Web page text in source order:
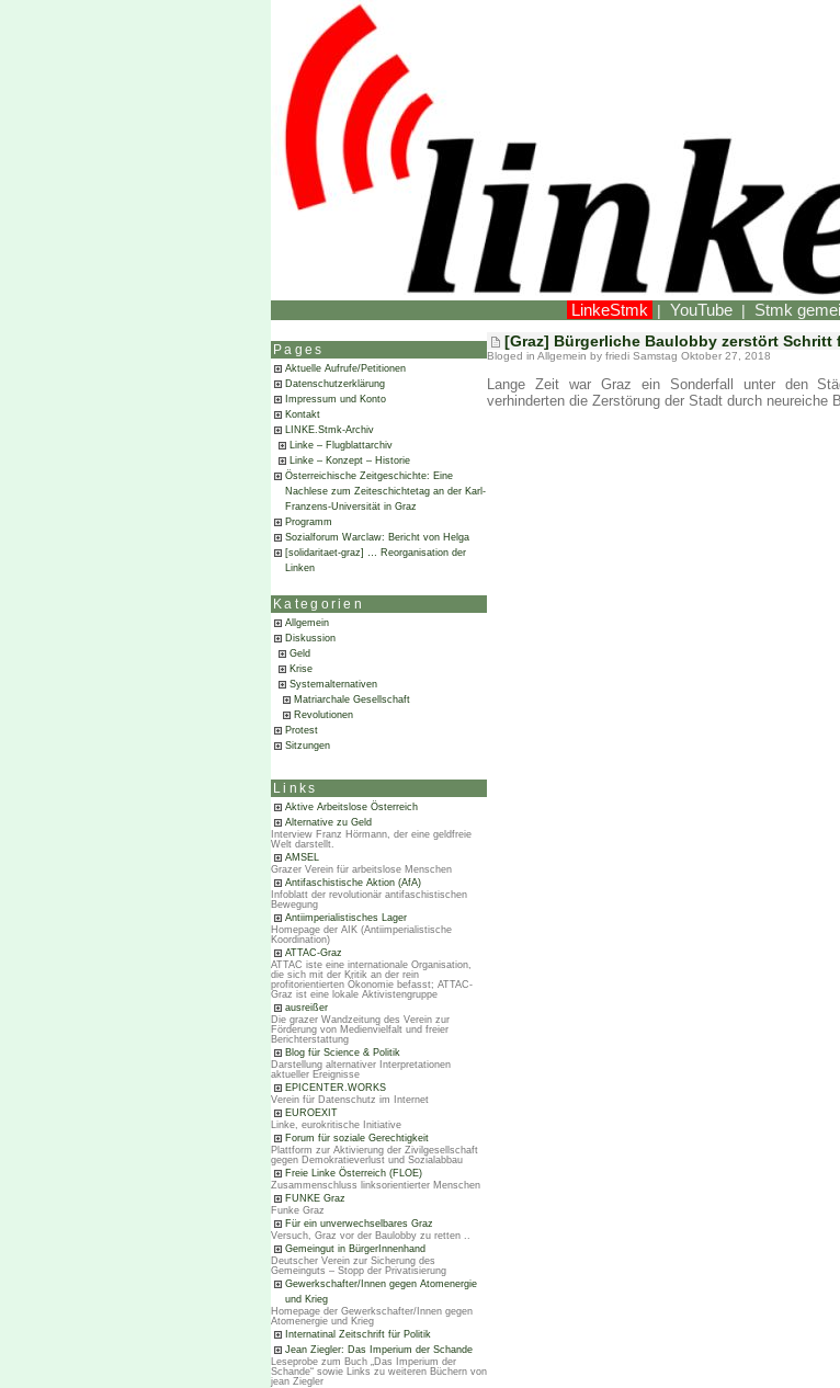
LinkeStmk | YouTube | Stmk
Pages
Aktuelle Aufrufe/Petitionen
Datenschutzerklärung
Impressum und Konto
Kontakt
LINKE.Stmk-Archiv
Linke – Flugblattarchiv
Linke – Konzept – Historie
Österreichische Zeitgeschichte: Eine
Nachlese zum Zeiteschichtetag an der Karl-
Franzens-Universität in Graz
Programm
Sozialforum Warclaw: Bericht von Helga
[solidaritaet-graz] … Reorganisation der
Linken
Kategorien
Allgemein
Diskussion
Geld
Krise
Systemalternativen
Matriarchale Gesellschaft
Revolutionen
Protest
Sitzungen
Links
Aktive Arbeitslose Österreich
Alternative zu Geld
Interview Franz Hörmann, der eine geldfreie
Welt darstellt.
AMSEL
Grazer Verein für arbeitslose Menschen
Antifaschistische Aktion (AfA)
Infoblatt der revolutionär antifaschistischen
Bewegung
Antiimperialistisches Lager
Homepage der AIK (Antiimperialistische
Koordination)
ATTAC-Graz
ATTAC iste eine internationale Organisation,
die sich mit der Kritik an der rein
profitorientierten Ökonomie befasst; ATTAC-
Graz ist eine lokale Aktivistengruppe
ausreißer
Die grazer Wandzeitung des Verein zur
Förderung von Medienvielfalt und freier
Berichterstattung
Blog für Science & Politik
Darstellung alternativer Interpretationen
aktueller Ereignisse
EPICENTER.WORKS
Verein für Datenschutz im Internet
EUROEXIT
Linke, eurokritische Initiative
Forum für soziale Gerechtigkeit
Plattform zur Aktivierung der Zivilgesellschaft
gegen Demokratieverlust und Sozialabbau
Freie Linke Österreich (FLOE)
Zusammenschluss linksorientierter Menschen
FUNKE Graz
Funke Graz
Für ein unverwechselbares Graz
Versuch, Graz vor der Baulobby zu retten ..
Gemeingut in BürgerInnenhand
Deutscher Verein zur Sicherung des
Gemeinguts – Stopp der Privatisierung
Gewerkschafter/Innen gegen Atomenergie
und Krieg
Homepage der Gewerkschafter/Innen gegen
Atomenergie und Krieg
Internatinal Zeitschrift für Politik
Jean Ziegler: Das Imperium der Schande
Leseprobe zum Buch „Das Imperium der
Schande“ sowie Links zu weiteren Büchern von
jean Ziegler
[Graz] Bürgerliche Baulobby zerstört Schritt
Bloged in Allgemein by friedi Samstag Oktober 27, 2018
Lange Zeit war Graz ein Sonderfall unter den
verhinderten die Zerstörung der Stadt durch neureiche